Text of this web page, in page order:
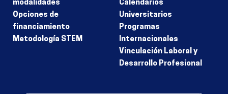
modalidades
Opciones de
financiamiento
Metodología STEM
Calendarios
Universitarios
Programas
Internacionales
Vinculación Laboral y
Desarrollo Profesional